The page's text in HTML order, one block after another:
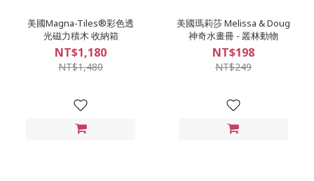
美國Magna-Tiles®彩色透
光磁力積木 收納箱
NT$1,180
NT$1,480
美國瑪莉莎 Melissa & Doug
神奇水畫冊 - 叢林動物
NT$198
NT$249